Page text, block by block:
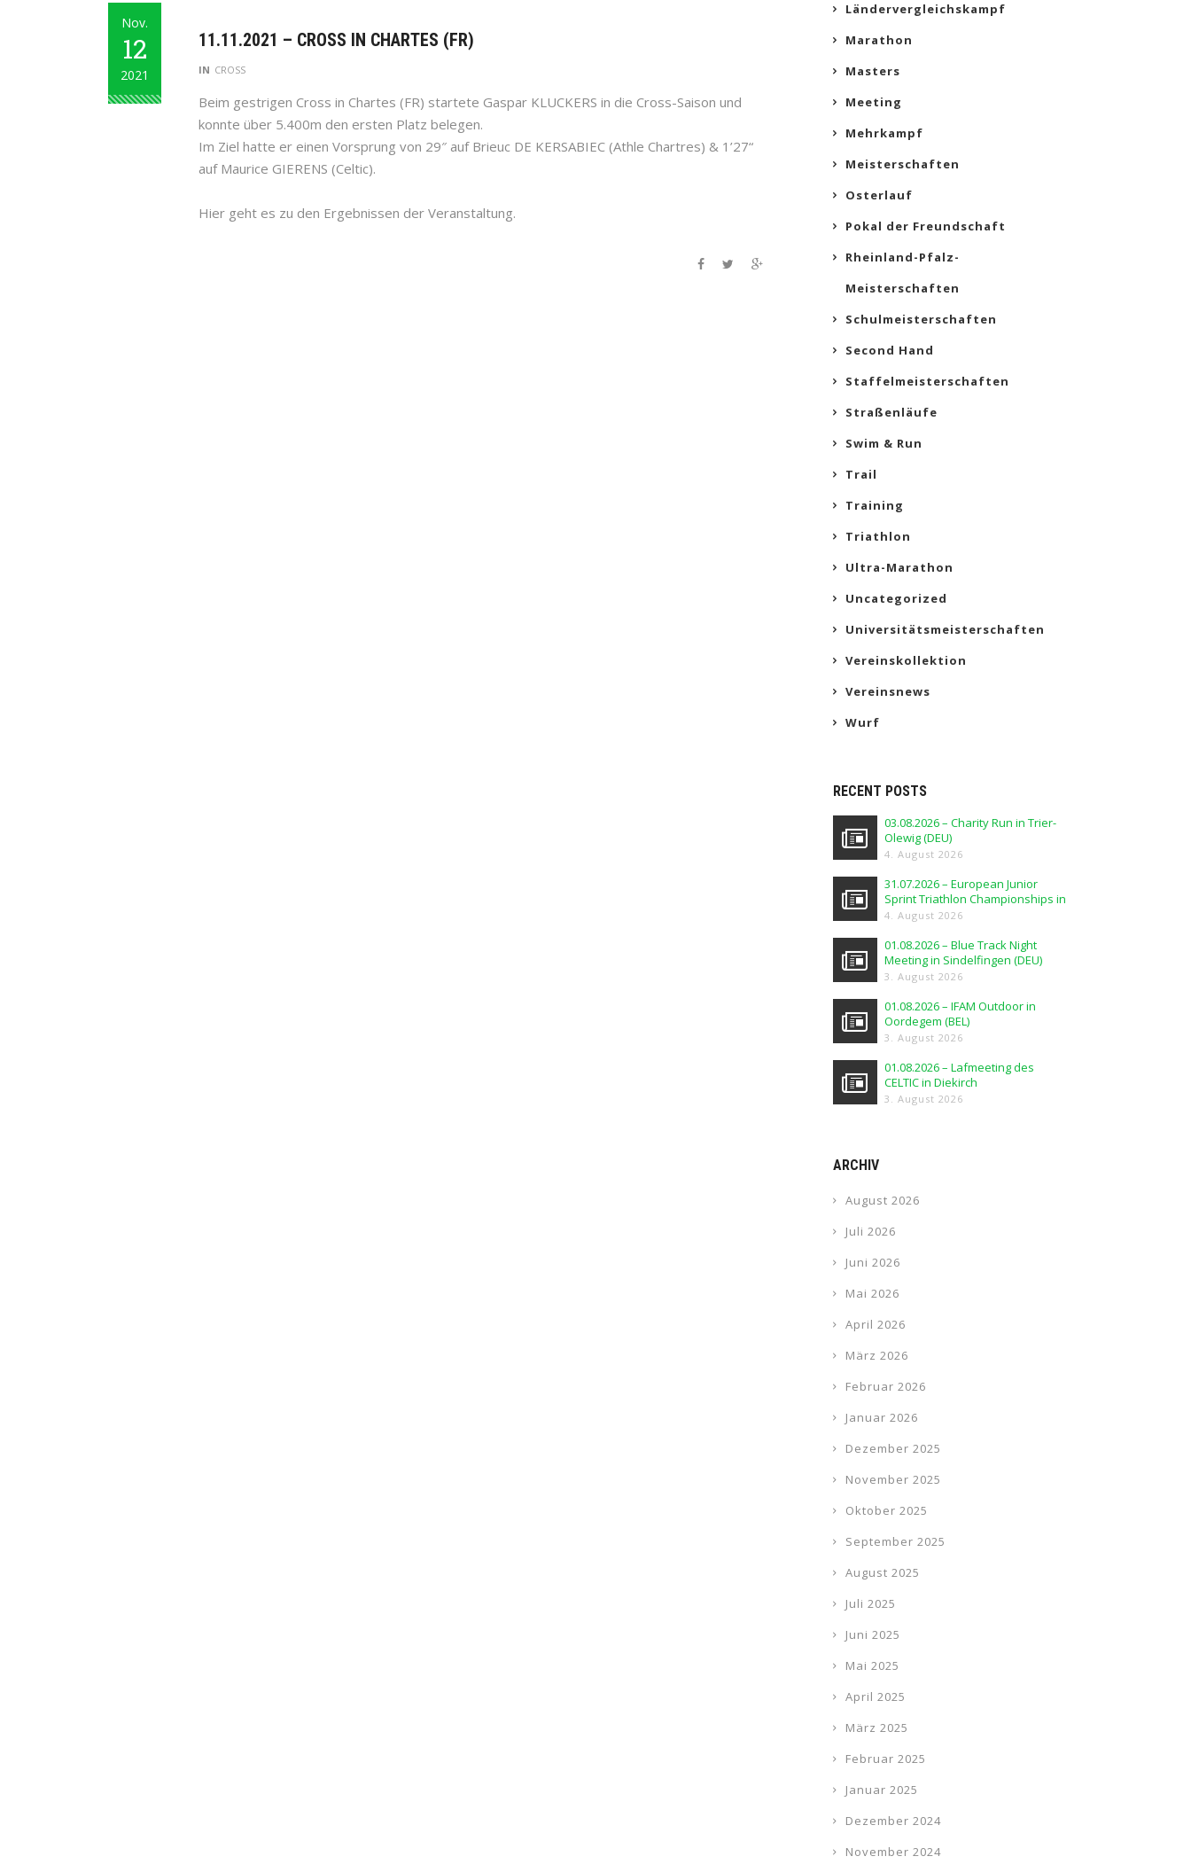
Nov.
12
2021
11.11.2021 – CROSS IN CHARTES (FR)
IN CROSS
Beim gestrigen Cross in Chartes (FR) startete Gaspar KLUCKERS in die Cross-Saison und
konnte über 5.400m den ersten Platz belegen.
Im Ziel hatte er einen Vorsprung von 29″ auf Brieuc DE KERSABIEC (Athle Chartres) & 1’27“
auf Maurice GIERENS (Celtic).
Hier geht es zu den Ergebnissen der Veranstaltung.
Ländervergleichskampf
Marathon
Masters
Meeting
Mehrkampf
Meisterschaften
Osterlauf
Pokal der Freundschaft
Rheinland-Pfalz-
Meisterschaften
Schulmeisterschaften
Second Hand
Staffelmeisterschaften
Straßenläufe
Swim & Run
Trail
Training
Triathlon
Ultra-Marathon
Uncategorized
Universitätsmeisterschaften
Vereinskollektion
Vereinsnews
Wurf
RECENT POSTS
03.08.2026 – Charity Run in Trier-
Olewig (DEU)
4. August 2026
31.07.2026 – European Junior
Sprint Triathlon Championships in
Elblag (POL)
4. August 2026
01.08.2026 – Blue Track Night
Meeting in Sindelfingen (DEU)
3. August 2026
01.08.2026 – IFAM Outdoor in
Oordegem (BEL)
3. August 2026
01.08.2026 – Lafmeeting des
CELTIC in Diekirch
3. August 2026
ARCHIV
August 2026
Juli 2026
Juni 2026
Mai 2026
April 2026
März 2026
Februar 2026
Januar 2026
Dezember 2025
November 2025
Oktober 2025
September 2025
August 2025
Juli 2025
Juni 2025
Mai 2025
April 2025
März 2025
Februar 2025
Januar 2025
Dezember 2024
November 2024